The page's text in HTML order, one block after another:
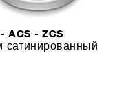
ACS - ZCS
сатинированный